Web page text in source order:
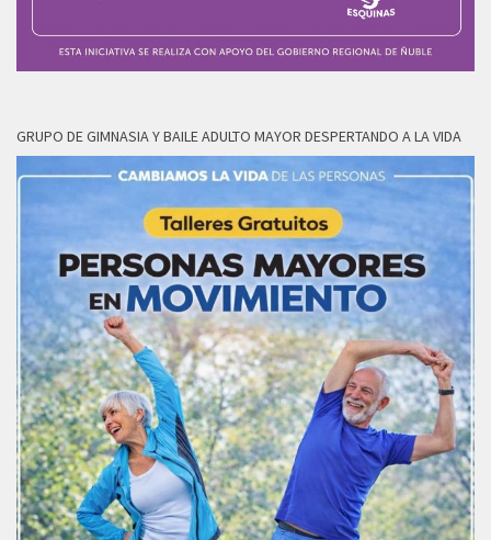
GRUPO DE GIMNASIA Y BAILE ADULTO MAYOR DESPERTANDO A LA VIDA